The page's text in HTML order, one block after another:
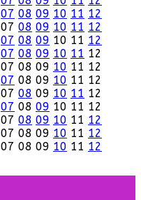
07 08 09 10 11 12
07 08 09 10 11 12
07 08 09 10 11 12
07 08 09 10 11 12
07 08 09 10 11 12
07 08 09 10 11 12
07 08 09 10 11 12
07 08 09 10 11 12
07 08 09 10 11 12
07 08 09 10 11 12
07 08 09 10 11 12